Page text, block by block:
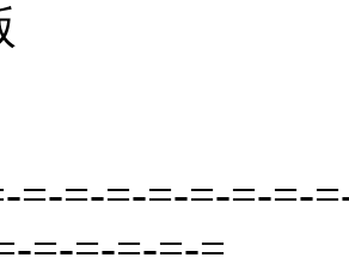
=-=-=-=-=-=-=-
=-=-=-=-=